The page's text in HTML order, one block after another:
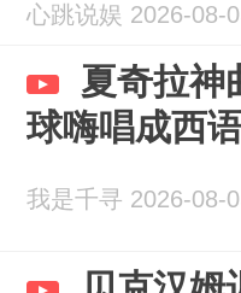
心跳说娱 2026-08-
夏奇拉神
球嗨唱成西
我是千寻 2026-08-